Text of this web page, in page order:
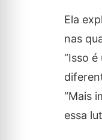
Ela
nas
“Isso
“Mais
essa